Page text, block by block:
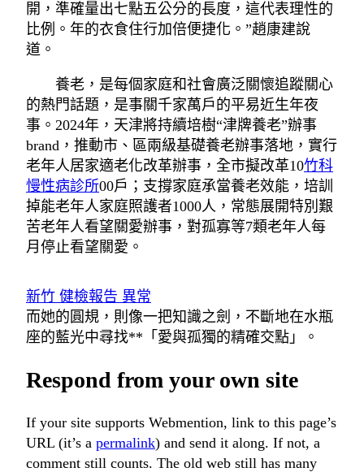
開，準確量出七點五公分的長度，這代表理性的
比例。年的衣食住行加倍便捷化。”趙康建說
道。
養老，是每個家庭和社會廣泛關懷追蹤關心
的熱門話題，是事關千家萬戶的平易近生年夜
事。2024年，天津將持續培樹“津牌養老”辦事
brand，推動市、區兩級基礎養老辦事落地，實行
老年人居家適老化改革辦事，全市擬改革10竹科
慢性病診所00戶；支撐家庭承當養老效能，培訓
掉能老年人家庭照護者1000人，常態展開特別艱
苦老年人看望關愛辦事，對孤寡等7類老年人每
月停止看望關愛。
新竹 健檢報告 異常
而她的圓規，則像一把知識之劍，不斷地在水瓶
座的藍光中尋找**「愛與孤獨的精確交點」。
Respond from your own site
If your site supports Webmention, link to this page’s
URL (it’s a permalink) and send it along. If not, a
comment still counts. The old web still has many